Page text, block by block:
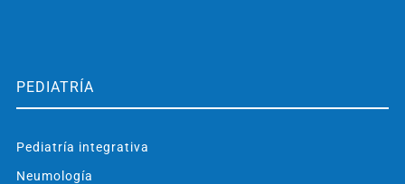
PEDIATRÍA
Pediatría integrativa
Neumología